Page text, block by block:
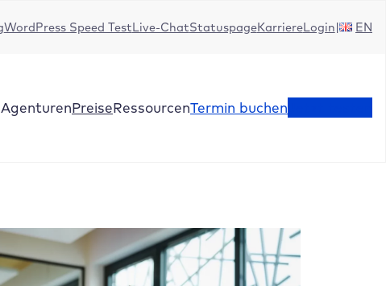
WordPress Speed TestLive-ChatStatuspageKarriereLogin EN
PreiseRessourcenTermin buchen